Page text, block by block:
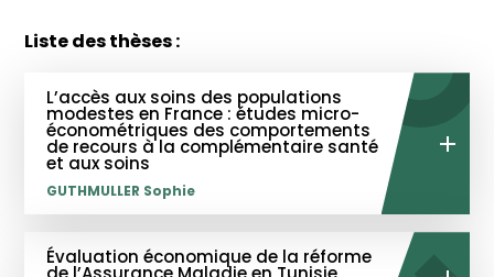
Liste des thèses :
L’accès aux soins des populations
modestes en France : études micro-
économétriques des comportements
de recours à la complémentaire santé
et aux soins
GUTHMULLER Sophie
Évaluation économique de la réforme